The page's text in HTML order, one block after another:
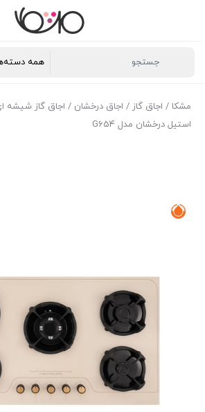
مشکا / اجاق گاز / اجاق درخشان / اجاق گاز شیشه
استیل درخشان مدل G654